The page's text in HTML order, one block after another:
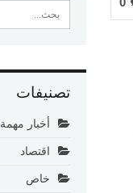
تصنيفات
أخبار مهمة
اقتصاد
خاص